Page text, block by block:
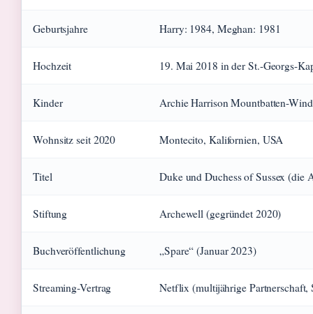
Geburtsjahre Harry: 1984, Meghan: 1981
Hochzeit 19. Mai 2018 in der St.-Georgs-
Kinder Archie Harrison Mountbatten-
Wohnsitz seit 2020 Montecito, Kalifornien, USA
Titel Duke und Duchess of Sussex (die
Stiftung Archewell (gegründet 2020)
Buchveröffentlichung „Spare“ (Januar 2023)
Streaming-Vertrag Netflix (multijährige Partnerschaft,